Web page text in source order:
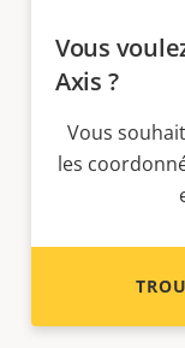
Vous
Axis ?
Vous
les